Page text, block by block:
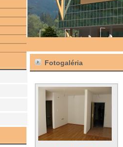
Fotogaléria